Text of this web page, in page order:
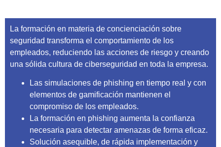
La formación en materia de concienciación sobre
seguridad transforma el comportamiento de los
empleados, reduciendo las acciones de riesgo y creando
una sólida cultura de ciberseguridad en toda la empresa.
Las simulaciones de phishing en tiempo real y con
elementos de gamificación mantienen el
compromiso de los empleados.
La formación en phishing aumenta la confianza
necesaria para detectar amenazas de forma eficaz.
Solución asequible, de rápida implementación y